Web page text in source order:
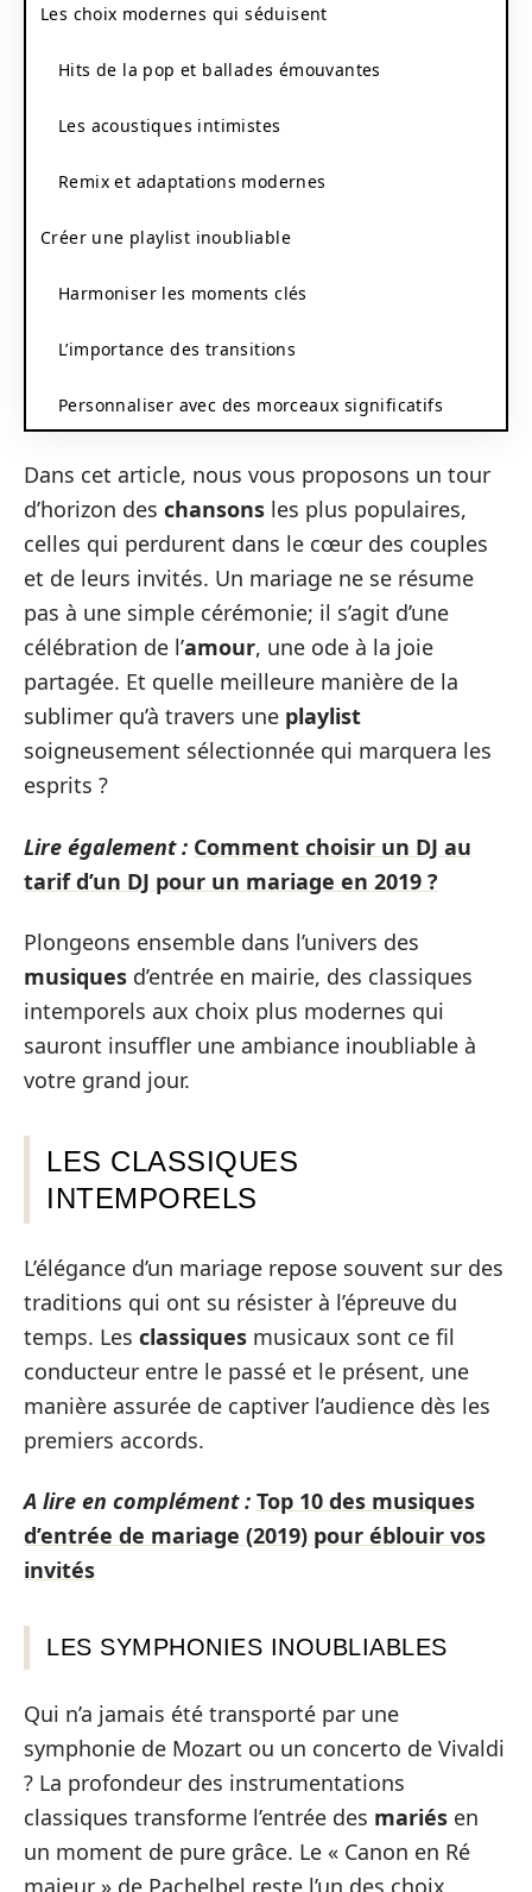
Les choix modernes qui séduisent
Hits de la pop et ballades émouvantes
Les acoustiques intimistes
Remix et adaptations modernes
Créer une playlist inoubliable
Harmoniser les moments clés
L’importance des transitions
Personnaliser avec des morceaux significatifs
Dans cet article, nous vous proposons un tour
d’horizon des chansons les plus populaires,
celles qui perdurent dans le cœur des couples
et de leurs invités. Un mariage ne se résume
pas à une simple cérémonie; il s’agit d’une
célébration de l’amour, une ode à la joie
partagée. Et quelle meilleure manière de la
sublimer qu’à travers une playlist
soigneusement sélectionnée qui marquera les
esprits ?
Lire également : Comment choisir un DJ au
tarif d’un DJ pour un mariage en 2019 ?
Plongeons ensemble dans l’univers des
musiques d’entrée en mairie, des classiques
intemporels aux choix plus modernes qui
sauront insuffler une ambiance inoubliable à
votre grand jour.
LES CLASSIQUES
INTEMPORELS
L’élégance d’un mariage repose souvent sur des
traditions qui ont su résister à l’épreuve du
temps. Les classiques musicaux sont ce fil
conducteur entre le passé et le présent, une
manière assurée de captiver l’audience dès les
premiers accords.
A lire en complément : Top 10 des musiques
d’entrée de mariage (2019) pour éblouir vos
invités
LES SYMPHONIES INOUBLIABLES
Qui n’a jamais été transporté par une
symphonie de Mozart ou un concerto de Vivaldi
? La profondeur des instrumentations
classiques transforme l’entrée des mariés en
un moment de pure grâce. Le « Canon en Ré
majeur » de Pachelbel reste l’un des choix